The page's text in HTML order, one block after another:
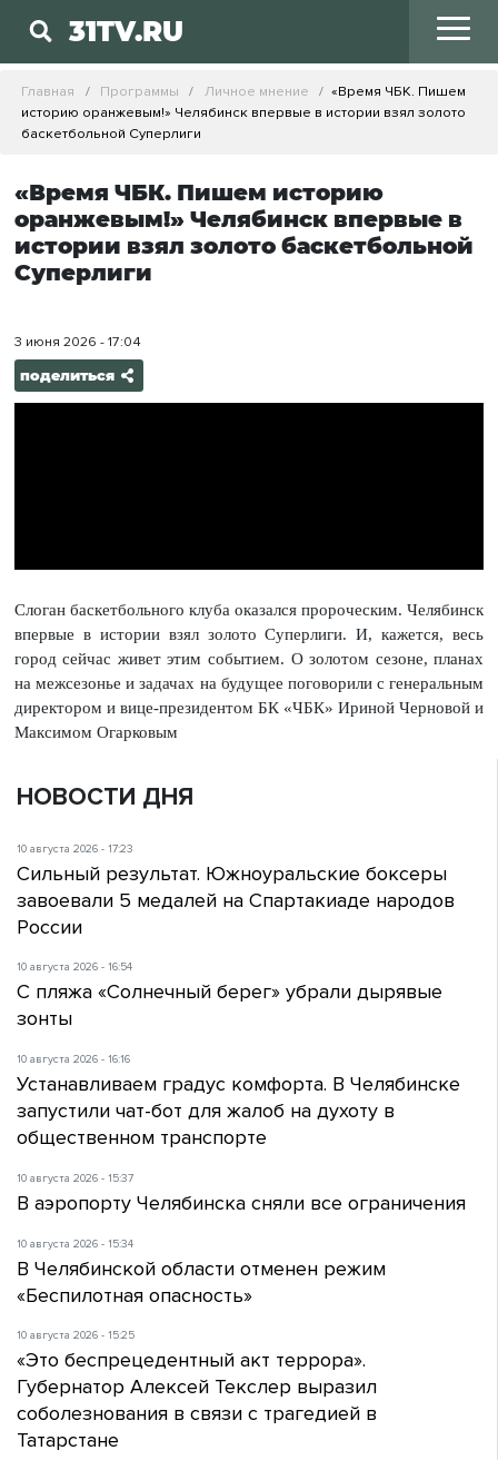
31TV.RU
Главная Программы Личное мнение
«Время ЧБК. Пишем
историю оранжевым!» Челябинск впервые в истории взял золото
баскетбольной Суперлиги
«Время ЧБК. Пишем историю
оранжевым!» Челябинск впервые в
истории взял золото баскетбольной
Суперлиги
3 июня 2026 - 17:04
поделиться
Слоган баскетбольного клуба оказался пророческим. Челябинск
впервые в истории взял золото Суперлиги. И, кажется, весь
город сейчас живет этим событием. О золотом сезоне, планах
на межсезонье и задачах на будущее поговорили с генеральным
директором и вице-президентом БК «ЧБК» Ириной Черновой и
Максимом Огарковым
НОВОСТИ ДНЯ
10 августа 2026 - 17:23
Сильный результат. Южноуральские боксеры
завоевали 5 медалей на Спартакиаде народов
России
10 августа 2026 - 16:54
С пляжа «Солнечный берег» убрали дырявые
зонты
10 августа 2026 - 16:16
Устанавливаем градус комфорта. В Челябинске
запустили чат-бот для жалоб на духоту в
общественном транспорте
10 августа 2026 - 15:37
В аэропорту Челябинска сняли все ограничения
10 августа 2026 - 15:34
В Челябинской области отменен режим
«Беспилотная опасность»
10 августа 2026 - 15:25
«Это беспрецедентный акт террора».
Губернатор Алексей Текслер выразил
соболезнования в связи с трагедией в
Татарстане